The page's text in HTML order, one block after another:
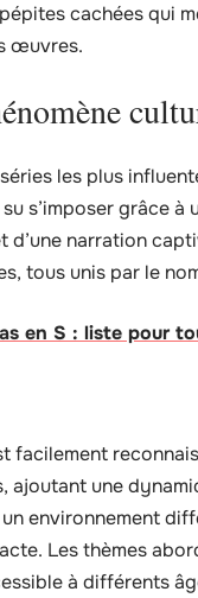
cachées qui
œuvres.
les plus
s’imposer grâce à
narration
tous unis par le
en S : liste pour
facilement
une
environnement
Les thèmes
à différents